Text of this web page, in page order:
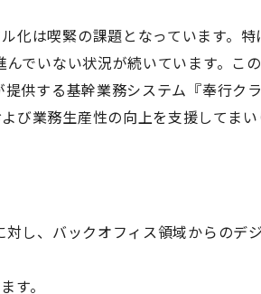
化は喫緊の課題となっています。
でいない状況が続いています。こ
供する基幹業務システム『奉行ク
業務生産性の向上を支援してまい
し、バックオフィス領域からのデ
す。